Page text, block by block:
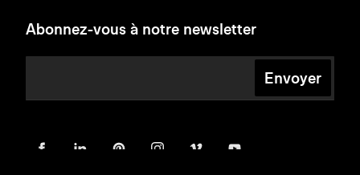
Abonnez-vous à notre newsletter
Envoyer